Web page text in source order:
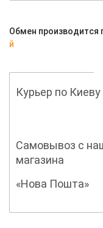
Обмен производится
й
Курьер по Киеву
Самовывоз с
магазина
«Нова Пошта»